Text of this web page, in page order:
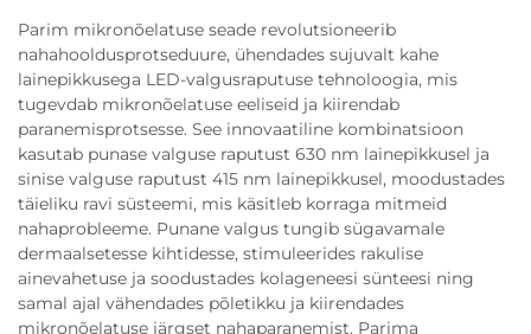
Parim mikronõelatuse seade revolutsioneerib
nahahooldusprotseduure, ühendades sujuvalt kahe
lainepikkusega LED-valgusraputuse tehnoloogia, mis
tugevdab mikronõelatuse eeliseid ja kiirendab
paranemisprotsesse. See innovaatiline kombinatsioon
kasutab punase valguse raputust 630 nm lainepikkusel ja
sinise valguse raputust 415 nm lainepikkusel, moodustades
täieliku ravi süsteemi, mis käsitleb korraga mitmeid
nahaprobleeme. Punane valgus tungib sügavamale
dermaalsetesse kihtidesse, stimuleerides rakulise
ainevahetuse ja soodustades kolageneesi sünteesi ning
samal ajal vähendades põletikku ja kiirendades
mikronõelatuse järgset nahaparanemist. Parima